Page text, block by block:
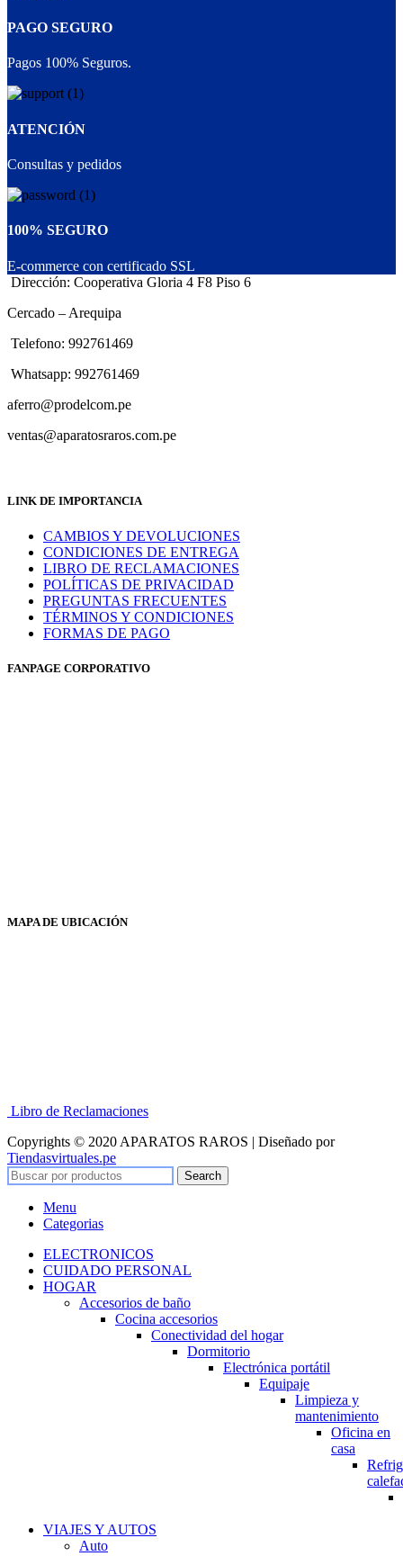
PAGO SEGURO
Pagos 100% Seguros.
ATENCIÓN
Consultas y pedidos
100% SEGURO
E-commerce con certificado SSL
Dirección: Cooperativa Gloria 4 F8 Piso 6
Cercado – Arequipa
Telefono: 992761469
Whatsapp: 992761469
aferro@prodelcom.pe
ventas@aparatosraros.com.pe
LINK DE IMPORTANCIA
CAMBIOS Y DEVOLUCIONES
CONDICIONES DE ENTREGA
LIBRO DE RECLAMACIONES
POLÍTICAS DE PRIVACIDAD
PREGUNTAS FRECUENTES
TÉRMINOS Y CONDICIONES
FORMAS DE PAGO
FANPAGE CORPORATIVO
MAPA DE UBICACIÓN
Libro de Reclamaciones
Copyrights © 2020 APARATOS RAROS | Diseñado por
Tiendasvirtuales.pe
Search
Menu
Categorias
ELECTRONICOS
CUIDADO PERSONAL
HOGAR
Accesorios de baño
Cocina accesorios
Conectividad del hogar
Dormitorio
Electrónica portátil
Equipaje
Limpieza y
mantenimiento
Oficina en
casa
VIAJES Y AUTOS
Auto